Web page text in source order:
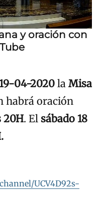
y oración con
04-2020 la Misa
habrá oración
20H. El sábado 18
UCV4D92s-